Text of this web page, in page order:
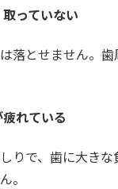
っていない
落とせません。
れている
りで、歯に大きな
。